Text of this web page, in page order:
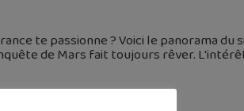
te passionne ? Voici le panorama
de Mars fait toujours rêver.